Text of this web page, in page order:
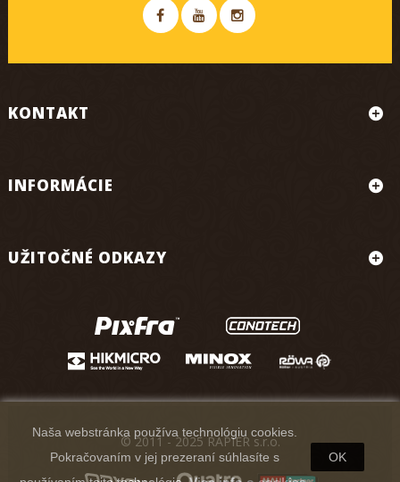
KONTAKT
INFORMÁCIE
UŽITOČNÉ ODKAZY
Naša webstránka používa technológiu cookies.
Pokračovaním v jej prezeraní súhlasíte s
OK
© 2011 - 2025 RAPIER s.r.o.